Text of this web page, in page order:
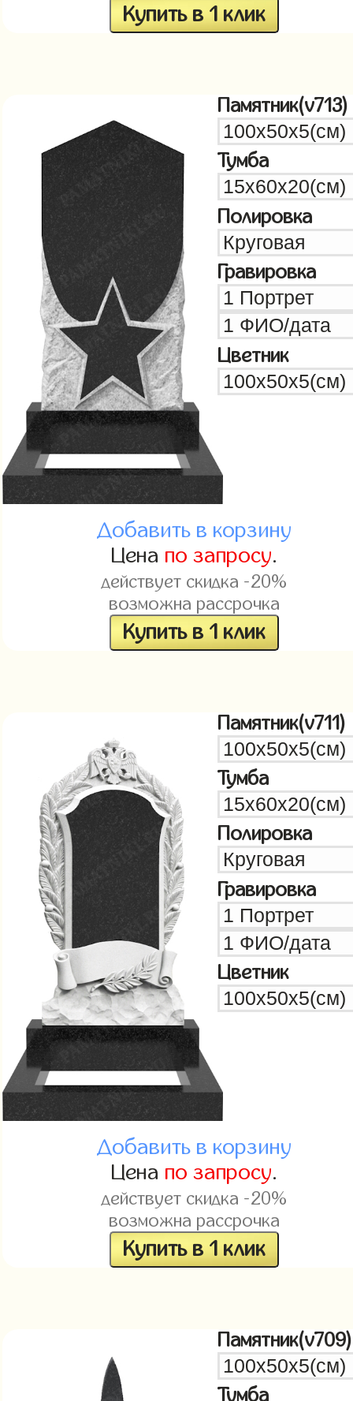
Купить в 1 клик
Памятник(v713)
Тумба
Полировка
Гравировка
Цветник
Добавить в корзину
Цена по запросу.
действует скидка -20%
возможна рассрочка
Купить в 1 клик
Памятник(v711)
Тумба
Полировка
Гравировка
Цветник
Добавить в корзину
Цена по запросу.
действует скидка -20%
возможна рассрочка
Купить в 1 клик
Памятник(v709)
Тумба